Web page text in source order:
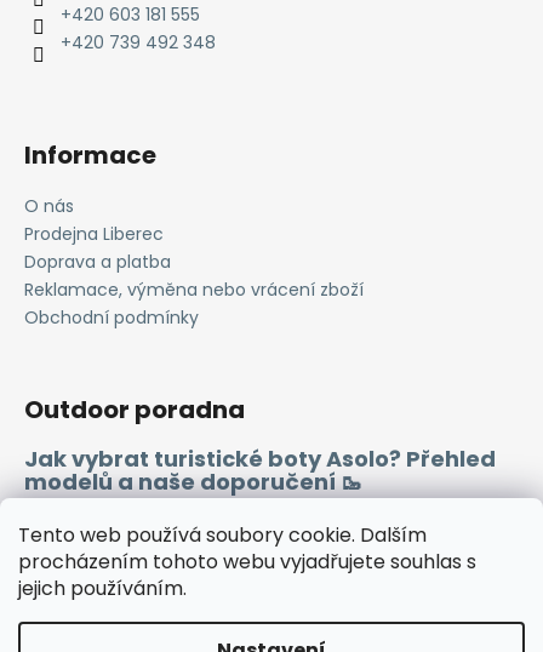
Tento web používá soubory cookie. Dalším
procházením tohoto webu vyjadřujete souhlas s
jejich používáním.
+420 603 181 555
+420 739 492 348
Informace
O nás
Prodejna Liberec
Doprava a platba
Reklamace, výměna nebo vrácení zboží
Obchodní podmínky
Outdoor poradna
Jak vybrat turistické boty Asolo? Přehled
modelů a naše doporučení 🥾